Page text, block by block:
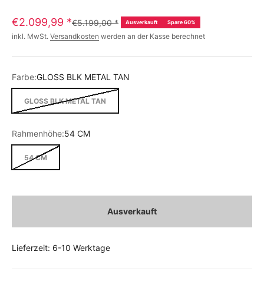
€2.099,99 *€5.199,00* Ausverkauft Spare 60%
inkl. MwSt. Versandkosten werden an der Kasse berechnet
Farbe:GLOSS BLK METAL TAN
GLOSS BLK METAL TAN
Rahmenhöhe:54 CM
54 CM
Ausverkauft
Lieferzeit: 6-10 Werktage